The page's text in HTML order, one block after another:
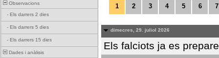
Observacions
- Els darrers 2 dies
- Els darrers 5 dies
- Els darrers 15 dies
Dades i anàlisis
1 2 3 4 5 6 7
dimecres, 29. juliol 2026
Els falciots ja es